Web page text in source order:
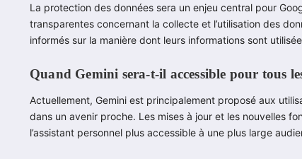
La protection des données sera un enjeu central pour
transparentes concernant la collecte et l’utilisation des
informés sur la manière dont leurs informations sont
Quand Gemini sera-t-il accessible pour tous
Actuellement, Gemini est principalement proposé aux
dans un avenir proche. Les mises à jour et les nouvelles
l’assistant personnel plus accessible à une plus large